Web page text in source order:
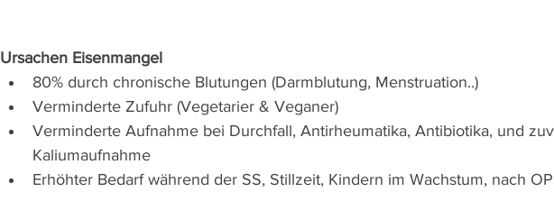
Ursachen Eisenmangel
80% durch chronische Blutungen (Darmblutung, Menstruation..)
Verminderte Zufuhr (Vegetarier & Veganer)
Verminderte Aufnahme bei Durchfall, Antirheumatika, Antibiotika, und
Kaliumaufnahme
Erhöhter Bedarf während der SS, Stillzeit, Kindern im Wachstum, nach